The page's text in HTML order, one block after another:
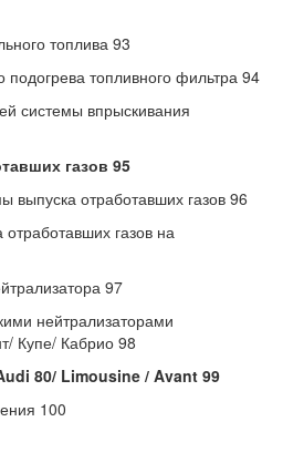
топлива 93
подогрева топливного фильтра 94
системы впрыскивания
газов 95
выпуска отработавших газов 96
газов на
97
нейтрализаторами
Купе/ Кабрио 98
80/ Limousine / Avant 99
100